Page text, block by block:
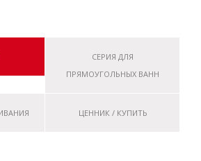
СЕРИЯ ДЛЯ
ПРЯМОУГОЛЬНЫХ ВАНН
ЦЕННИК / КУПИТЬ